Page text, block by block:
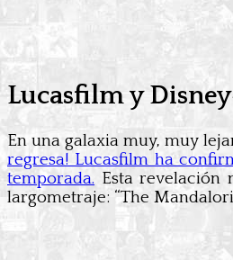
Lucasfilm y
En una galaxia muy, muy
regresa! Lucasfilm ha
temporada. Esta revelación
largometraje: “The